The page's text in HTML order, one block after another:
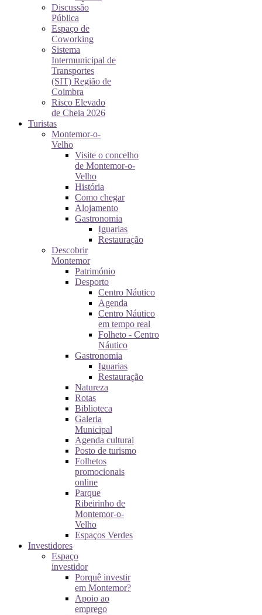
Discussão
Pública
Espaço de
Coworking
Sistema
Intermunicipal de
Transportes
(SIT) Região de
Coimbra
Risco Elevado
de Cheia 2026
Turistas
Montemor-o-
Velho
Visite o concelho
de Montemor-o-
Velho
História
Como chegar
Alojamento
Gastronomia
Iguarias
Restauração
Descobrir
Montemor
Património
Desporto
Centro Náutico
Agenda
Centro Náutico
em tempo real
Folheto - Centro
Náutico
Gastronomia
Iguarias
Restauração
Natureza
Rotas
Biblioteca
Galeria
Municipal
Agenda cultural
Posto de turismo
Folhetos
promocionais
online
Parque
Ribeirinho de
Montemor-o-
Velho
Espaços Verdes
Investidores
Espaço
investidor
Porquê investir
em Montemor?
Apoio ao
emprego